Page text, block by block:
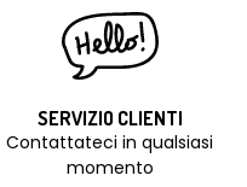
SERVIZIO CLIENTI
Contattateci in qualsiasi
momento